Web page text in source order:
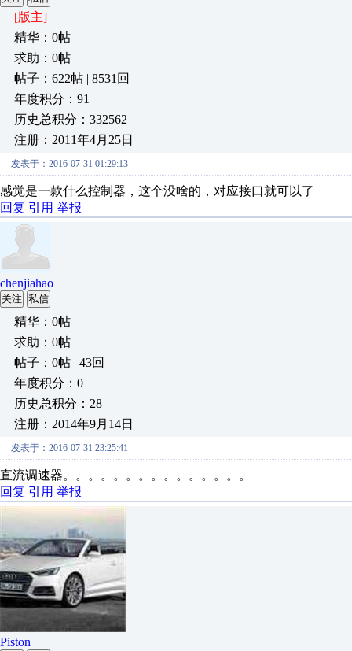
[版主]
精华：0帖
求助：0帖
帖子：622帖 | 8531回
年度积分：91
历史总积分：332562
注册：2011年4月25日
发表于：2016-07-31 01:29:13
感觉是一款什么控制器，这个没啥的，对应接口就可以了
回复 引用 举报
chenjiahao
关注 私信
精华：0帖
求助：0帖
帖子：0帖 | 43回
年度积分：0
历史总积分：28
注册：2014年9月14日
发表于：2016-07-31 23:25:41
直流调速器。。。。。。。。。。。。。。。
回复 引用 举报
Piston